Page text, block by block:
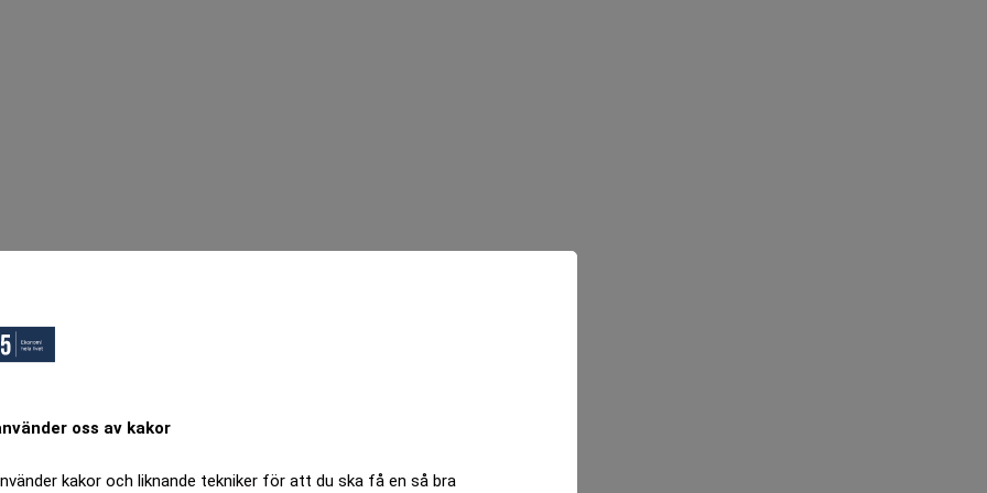
oss av kakor
kakor och liknande tekniker för att du ska få en så bra